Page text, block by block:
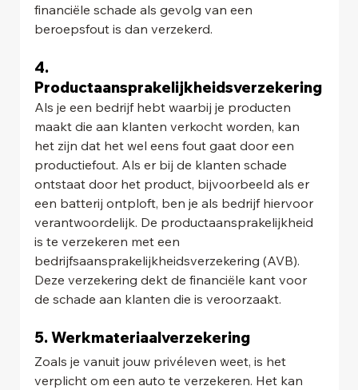
financiële schade als gevolg van een
beroepsfout is dan verzekerd.
4.
Productaansprakelijkheidsverzekering
Als je een bedrijf hebt waarbij je producten
maakt die aan klanten verkocht worden, kan
het zijn dat het wel eens fout gaat door een
productiefout. Als er bij de klanten schade
ontstaat door het product, bijvoorbeeld als er
een batterij ontploft, ben je als bedrijf hiervoor
verantwoordelijk. De productaansprakelijkheid
is te verzekeren met een
bedrijfsaansprakelijkheidsverzekering (AVB).
Deze verzekering dekt de financiële kant voor
de schade aan klanten die is veroorzaakt.
5. Werkmateriaalverzekering
Zoals je vanuit jouw privéleven weet, is het
verplicht om een auto te verzekeren. Het kan